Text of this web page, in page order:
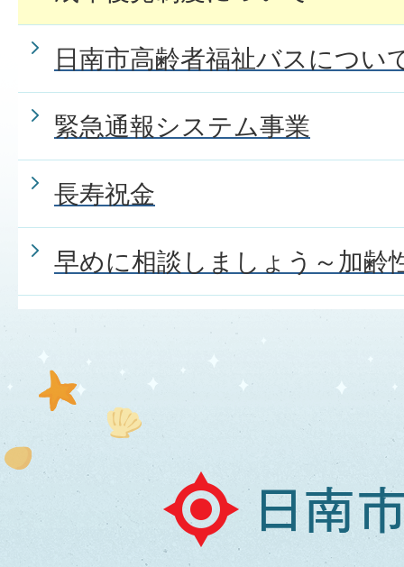
日南市高齢者福祉バスについ
緊急通報システム事業
長寿祝金
早めに相談しましょう～加齢
日
南